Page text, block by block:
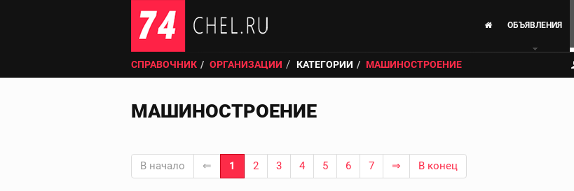
ОБЪЯВЛЕНИЯ
СПРАВОЧНИК ОРГАНИЗАЦИИ КАТЕГОРИИ МАШИНОСТРОЕНИЕ
МАШИНОСТРОЕНИЕ
В начало ⇐ 1 2 3 4 5 6 7 ⇒ В конец